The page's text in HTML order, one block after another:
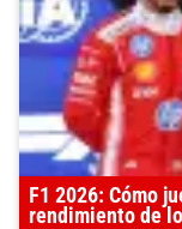
F1 2026: Cómo
rendimiento de